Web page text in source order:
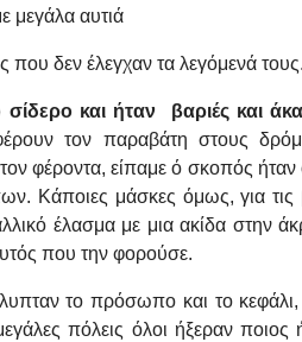
μεγάλα αυτιά
που δεν έλεγχαν τα λεγόμενά
και ήταν βαριές και
τον παραβάτη στους
φέροντα, είπαμε ό σκοπός
Κάποιες μάσκες όμως, για τις
έλασμα με μια ακίδα
που την φορούσε.
το πρόσωπο και το
πόλεις όλοι ήξεραν